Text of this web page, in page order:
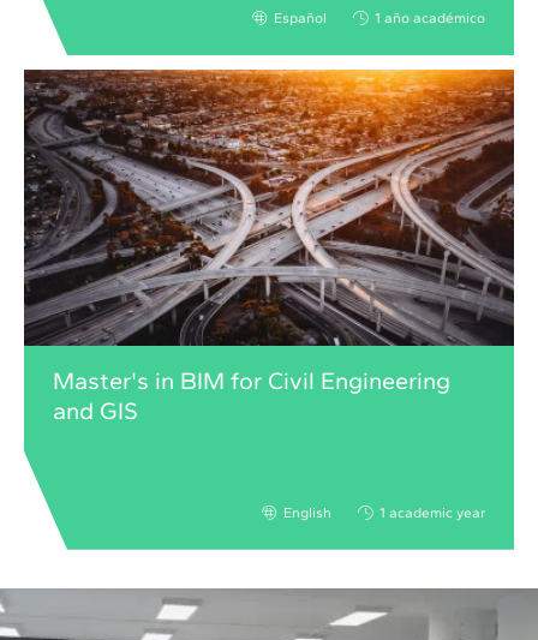
Español 1 año académico
Master's in BIM for Civil Engineering
and GIS
English 1 academic year